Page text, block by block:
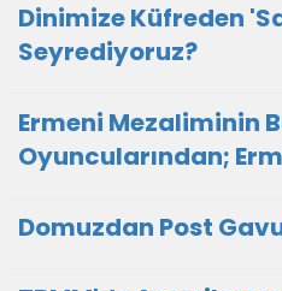
Dinimize Küfreden
Seyrediyoruz?
Ermeni Mezaliminin
Oyuncularından;
Domuzdan Post